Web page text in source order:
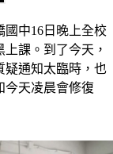
國中16日晚上全校
課。到了今天，
疑通知太臨時，也
今天凌晨會修復